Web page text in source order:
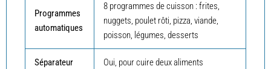
Programmes
automatiques
8 programmes de cuisson : frites,
nuggets, poulet rôti, pizza, viande,
poisson, légumes, desserts
Séparateur
Oui, pour cuire deux aliments